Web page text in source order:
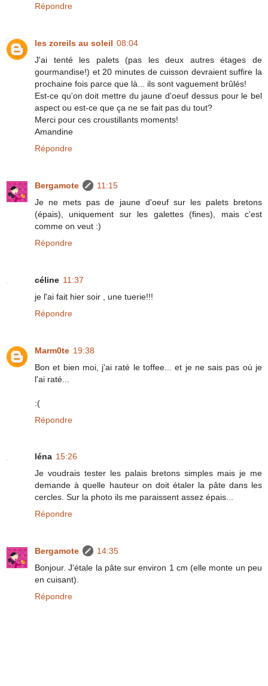
Répondre
les zoreils au soleil 08:04
J'ai tenté les palets (pas les deux autres étages de
gourmandise!) et 20 minutes de cuisson devraient suffire la
prochaine fois parce que là... ils sont vaguement brûlés!
Est-ce qu'on doit mettre du jaune d'oeuf dessus pour le bel
aspect ou est-ce que ça ne se fait pas du tout?
Merci pour ces croustillants moments!
Amandine
Répondre
Bergamote
11:15
Je ne mets pas de jaune d'oeuf sur les palets bretons
(épais), uniquement sur les galettes (fines), mais c'est
comme on veut :)
Répondre
céline 11:37
je l'ai fait hier soir , une tuerie!!!
Répondre
Marm0te 19:38
Bon et bien moi, j'ai raté le toffee... et je ne sais pas où je
l'ai raté...
:(
Répondre
léna 15:26
Je voudrais tester les palais bretons simples mais je me
demande à quelle hauteur on doit étaler la pâte dans les
cercles. Sur la photo ils me paraissent assez épais...
Répondre
Bergamote
14:35
Bonjour. J'étale la pâte sur environ 1 cm (elle monte un peu
en cuisant).
Répondre